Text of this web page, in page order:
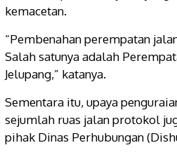
kemacetan.
“Pembenahan perempatan
Salah satunya adalah
Jelupang,” katanya.
Sementara itu, upaya
sejumlah ruas jalan protokol
pihak Dinas Perhubungan